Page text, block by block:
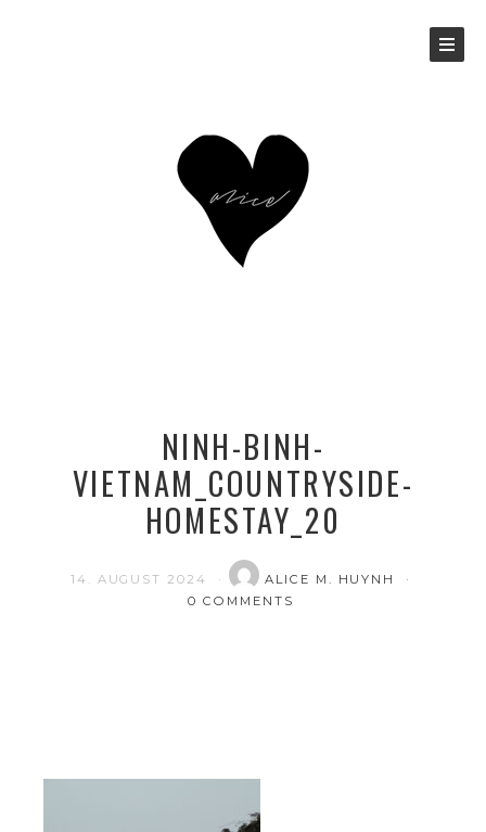
NINH-BINH-
VIETNAM_COUNTRYSIDE-
HOMESTAY_20
14. AUGUST 2024
ALICE M. HUYNH
0 COMMENTS